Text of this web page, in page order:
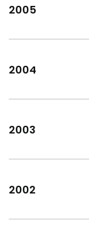
2005
2004
2003
2002